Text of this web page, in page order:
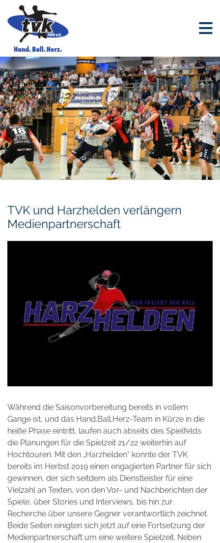
TVK und Harzhelden verlängern
Medienpartnerschaft
Während die Saisonvorbereitung bereits in vollem
Gange ist, und das Hand.Ball.Herz-Team in Kürze in die
heiße Phase eintritt, laufen auch abseits des Spielfelds
die Planungen für die Spielzeit 21/22 weiterhin auf
Hochtouren. Mit den „Harzhelden“ konnte der TVK
bereits im Herbst 2019 einen engagierten Partner für sich
gewinnen, der sich seitdem als Dienstleister für eine
Vielzahl an Texten, von den Vor- und Nachberichten der
Spiele, über Stories und Interviews, bis hin zur
Recherche über unsere Gegner verantwortlich zeichnet.
Beide Seiten einigten sich jetzt auf eine Fortsetzung der
Medienpartnerschaft um eine weitere Spielzeit. Neben